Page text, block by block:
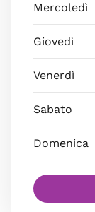
Mercoledì
Giovedì
Venerdì
Sabato
Domenica